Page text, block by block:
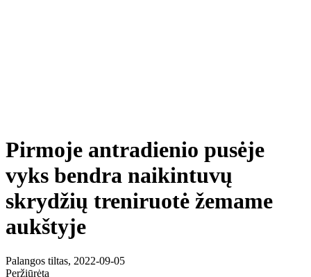
Pirmoje antradienio pusėje
vyks bendra naikintuvų
skrydžių treniruotė žemame
aukštyje
Palangos tiltas, 2022-09-05
Peržiūrėta